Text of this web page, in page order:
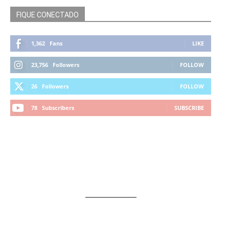
FIQUE CONECTADO
1,362 Fans LIKE
23,756 Followers FOLLOW
26 Followers FOLLOW
78 Subscribers SUBSCRIBE